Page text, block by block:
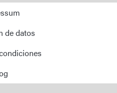
de datos